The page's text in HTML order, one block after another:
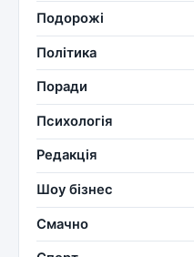
Подорожі
Політика
Поради
Психологія
Редакція
Шоу бізнес
Смачно